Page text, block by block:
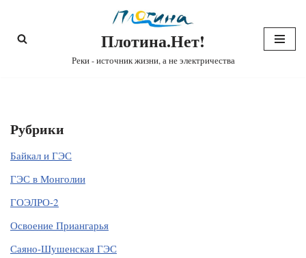
Перейти
Плотина.Нет!
Реки - источник жизни, а не электричества
Рубрики
Байкал и ГЭС
ГЭС в Монголии
ГОЭЛРО-2
Освоение Приангарья
Саяно-Шушенская ГЭС